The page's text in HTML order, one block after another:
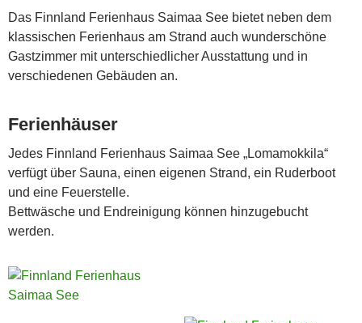
Das Finnland Ferienhaus Saimaa See bietet neben dem
klassischen Ferienhaus am Strand auch wunderschöne
Gastzimmer mit unterschiedlicher Ausstattung und in
verschiedenen Gebäuden an.
Ferienhäuser
Jedes Finnland Ferienhaus Saimaa See „Lomamokkila“
verfügt über Sauna, einen eigenen Strand, ein Ruderboot
und eine Feuerstelle.
Bettwäsche und Endreinigung können hinzugebucht
werden.